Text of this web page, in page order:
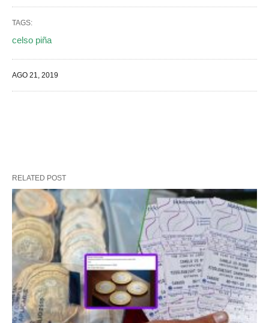
TAGS:
celso piña
AGO 21, 2019
RELATED POST